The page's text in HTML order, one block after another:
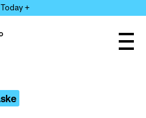
Today +